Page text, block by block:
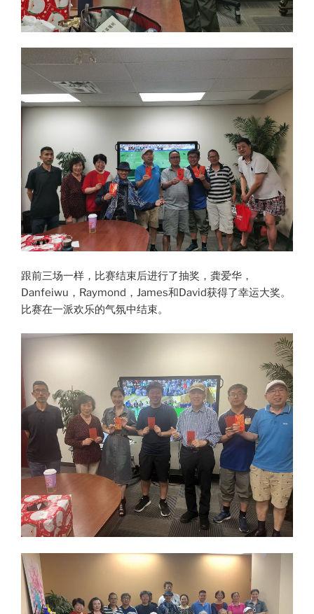
跟前三场一样，比赛结束后进行了抽奖，龚爱华，
Danfeiwu，Raymond，James和David获得了幸运大奖。
比赛在一派欢乐的气氛中结束。